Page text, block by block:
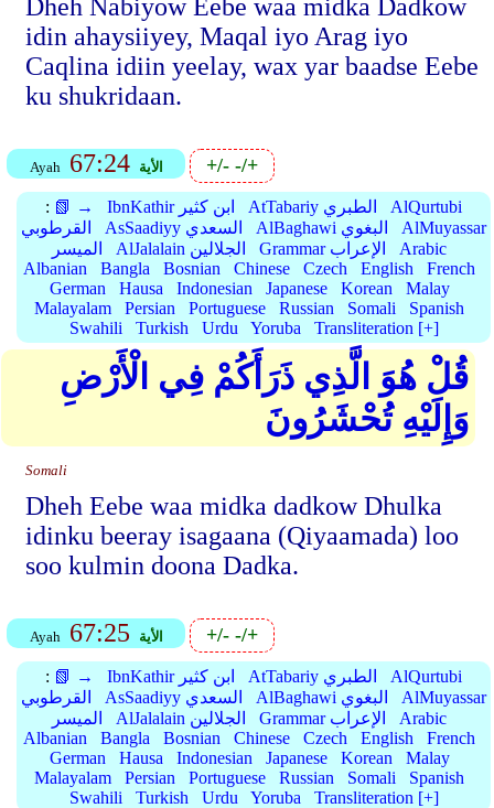
Dheh Nabiyow Eebe waa midka Dadkow
idin ahaysiiyey, Maqal iyo Arag iyo
Caqlina idiin yeelay, wax yar baadse Eebe
ku shukridaan.
Ayah 67:24 الأية +/--/+
: 📗 → IbnKathir ابن كثير AtTabariy الطبري
AlQurtubi
القرطوبي
AsSaadiyy السعدي AlBaghawi البغوي
AlMuyassar
الميسر
AlJalalain الجلالين Grammar الإعراب
Arabic
Albanian
Bangla Bosnian Chinese Czech English
French
German
Hausa Indonesian Japanese Korean
Malay
Malayalam
Persian Portuguese Russian Somali
Spanish
Swahili
Turkish Urdu Yoruba Transliteration [+]
قُلْ هُوَ الَّذِي ذَرَأَكُمْ فِي الْأَرْضِ
وَإِلَيْهِ تُحْشَرُونَ
Somali
Dheh Eebe waa midka dadkow Dhulka
idinku beeray isagaana (Qiyaamada) loo
soo kulmin doona Dadka.
Ayah 67:25 الأية +/--/+
: 📗 → IbnKathir ابن كثير AtTabariy الطبري
AlQurtubi
القرطوبي
AsSaadiyy السعدي AlBaghawi البغوي
AlMuyassar
الميسر
AlJalalain الجلالين Grammar الإعراب
Arabic
Albanian
Bangla Bosnian Chinese Czech English
French
German
Hausa Indonesian Japanese Korean
Malay
Malayalam
Persian Portuguese Russian Somali
Spanish
Swahili
Turkish Urdu Yoruba Transliteration [+]